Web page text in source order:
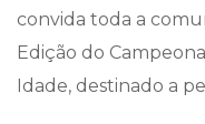
convida toda a
Edição do
Idade, destinado a